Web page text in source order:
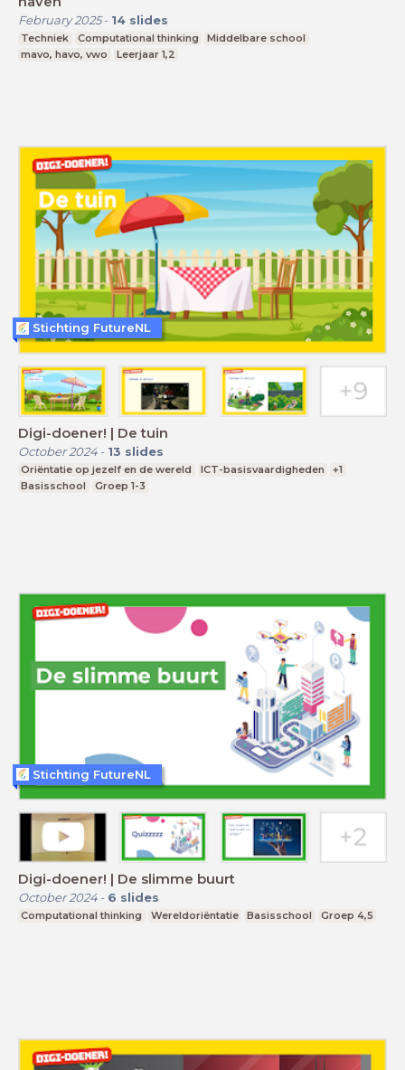
February 2025- 14 slides
Techniek Computational thinking
Middelbare school
mavo, havo, vwo
Leerjaar 1,2
Digi-doener! | De tuin
October 2024- 13 slides
Oriëntatie op jezelf en de wereld ICT-basisvaardigheden
+1
Basisschool
Groep 1-3
Stichting FutureNL
Digi-doener! | De slimme buurt
October 2024- 6 slides
Computational thinking Wereldoriëntatie Basisschool Groep 4,5
Stichting FutureNL